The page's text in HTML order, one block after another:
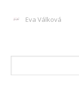
Eva Válková